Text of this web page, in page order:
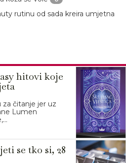
rutinu od sada kreira umjetna
hitovi koje
čitanje jer uz
Lumen
se tko si, 28